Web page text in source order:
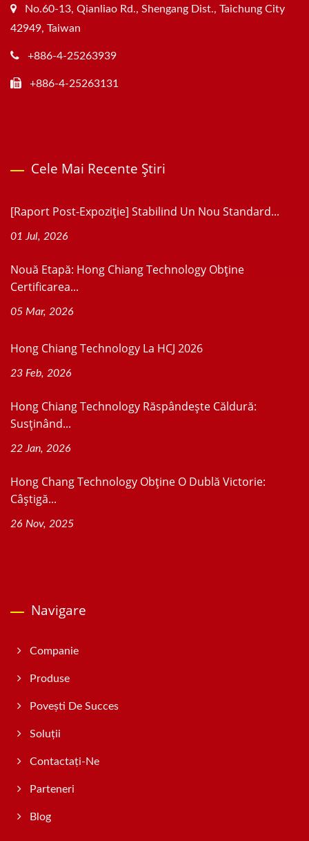
No.60-13, Qianliao Rd., Shengang Dist., Taichung City
42949, Taiwan
+886-4-25263939
+886-4-25263131
Cele Mai Recente Știri
[Raport Post-Expoziție] Stabilind Un Nou Standard...
01 Jul, 2026
Nouă Etapă: Hong Chiang Technology Obține
Certificarea...
05 Mar, 2026
Hong Chiang Technology La HCJ 2026
23 Feb, 2026
Hong Chiang Technology Răspândește Căldură:
Susținând...
22 Jan, 2026
Hong Chang Technology Obține O Dublă Victorie:
Câștigă...
26 Nov, 2025
Navigare
Companie
Produse
Povești De Succes
Soluții
Contactați-Ne
Parteneri
Blog